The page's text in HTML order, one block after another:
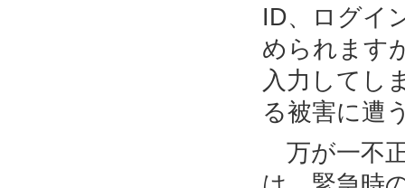
ID、ログイ
められます
入力してし
る被害に遭
万が一不